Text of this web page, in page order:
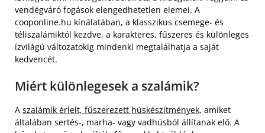
vendégváró fogások elengedhetetlen elemei. A
cooponline.hu kínálatában, a klasszikus csemege- és
téliszalámiktól kezdve, a karakteres, fűszeres és különleges
ízvilágú változatokig mindenki megtalálhatja a saját
kedvencét.
Miért különlegesek a szalámik?
A szalámik érlelt, fűszerezett húskészítmények, amiket
általában sertés-, marha- vagy vadhúsból állítanak elő. A